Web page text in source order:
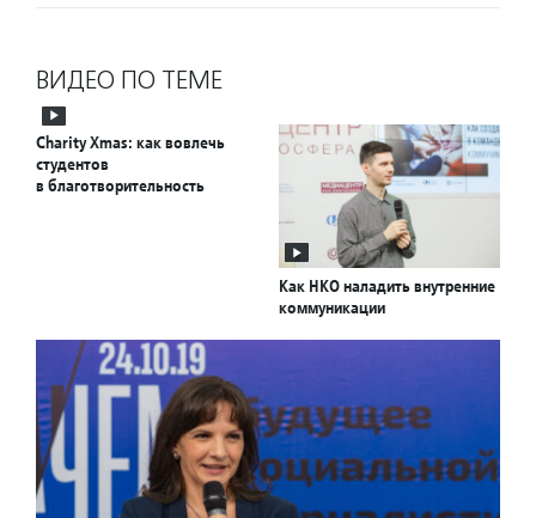
ВИДЕО ПО ТЕМЕ
Charity Xmas: как вовлечь
студентов
в благотворительность
Как НКО наладить внутренние
коммуникации